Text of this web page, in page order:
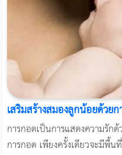
เสริมสร้างสมองลูกน้อยด้วย
การกอดเป็นการแสดงความรัก
การกอด เพียงครั้งเดียวจะมีพื้